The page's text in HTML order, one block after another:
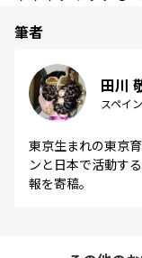
筆者
田川
スペイ
東京生まれの東京
ンと日本で活動す
報を寄稿。